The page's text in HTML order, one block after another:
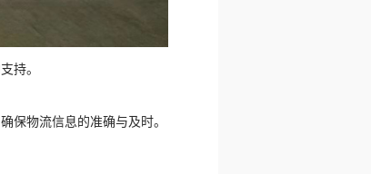
持。
保物流信息的准确与及时。